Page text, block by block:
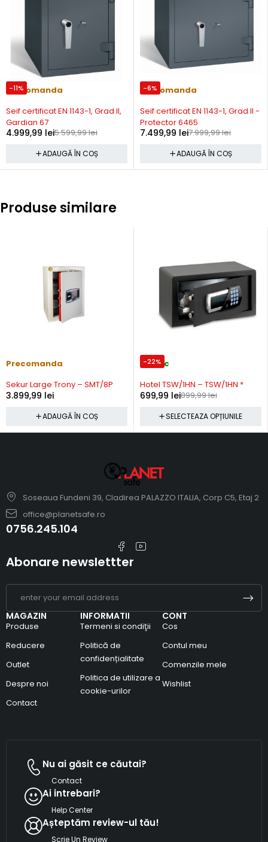
-11%
Precomanda
Seif certificat EN 1143-1, Grad II,
Gardian 67
5.599,99lei
4.999,99 lei
ADAUGĂ ÎN COȘ
-6%
Precomanda
Seif certificat EN 1143-1, Grad II -
Protector 6465
7.999,99lei
7.499,99 lei
ADAUGĂ ÎN COȘ
Produse similare
Precomanda
Sekur Large Trony – SMT/8P
3.899,99 lei
ADAUGĂ ÎN COȘ
-22%
In stoc
Hotel TSW/1HN – TSW/1HN *
899,99lei
699,99 lei
SELECTEAZA OPȚIUNILE
Soseaua Fundeni 39, Cladirea PALAZZO ITALIA, Corp C5, Etaj 2
office@planetsafe.ro
0756.245.104
MAGAZIN
Produse
Reducere
Outlet
Despre noi
Contact
INFORMATII
Termeni si condiţii
Politică de
confidențialitate
Politica de utilizare a
cookie-urilor
CONT
Cos
Contul meu
Comenzile mele
Wishlist
Abonare newslettter
Nu ai găsit ce căutai?
Contact
Ai intrebari?
Help Center
Așteptăm review-ul tău!
Scrie Un Review